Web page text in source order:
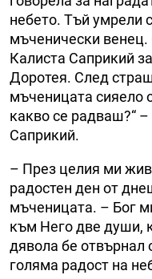
небето. Тъй умрели
мъченически венец.
Калиста Саприкий
Доротея. След
мъченицата сияело
какво се радваш?“
Саприкий.
– През целия ми
радостен ден от
мъченицата. – Бог
към Него две души,
дявола бе отвърнал
голяма радост на